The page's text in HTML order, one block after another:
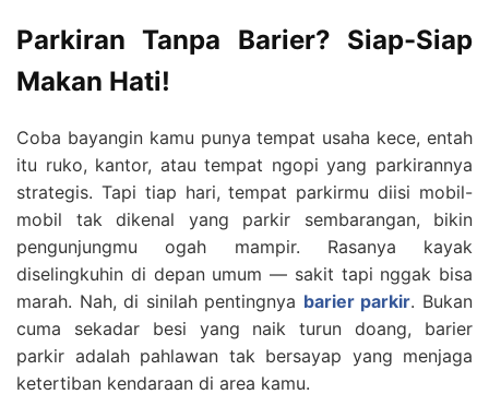
Parkiran Tanpa Barier? Siap-Siap
Makan Hati!
Coba bayangin kamu punya tempat usaha kece, entah
itu ruko, kantor, atau tempat ngopi yang parkirannya
strategis. Tapi tiap hari, tempat parkirmu diisi mobil-
mobil tak dikenal yang parkir sembarangan, bikin
pengunjungmu ogah mampir. Rasanya kayak
diselingkuhin di depan umum — sakit tapi nggak bisa
marah. Nah, di sinilah pentingnya barier parkir. Bukan
cuma sekadar besi yang naik turun doang, barier
parkir adalah pahlawan tak bersayap yang menjaga
ketertiban kendaraan di area kamu.